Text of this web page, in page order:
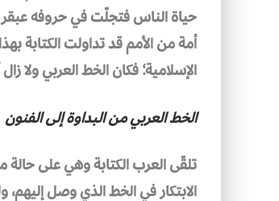
حياة الناس فتجلّت في حروفه
أمة من الأمم قد تداولت الكتابة
الإسلامية؛ فكان الخط العربي ولا
الخط العربي من البداوة إلى الفنون
تلقّى العرب الكتابة وهي على حالة
الابتكار في الخط الذي وصل